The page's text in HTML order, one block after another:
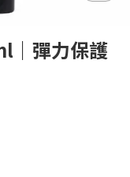
｜彈力保護